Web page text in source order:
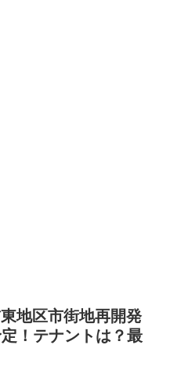
地区市街地再開発
！テナントは？最